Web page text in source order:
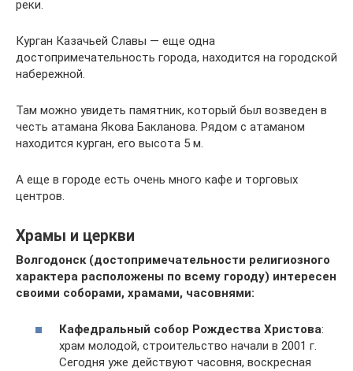
реки.
Курган Казачьей Славы — еще одна
достопримечательность города, находится на городской
набережной.
Там можно увидеть памятник, который был возведен в
честь атамана Якова Бакланова. Рядом с атаманом
находится курган, его высота 5 м.
А еще в городе есть очень много кафе и торговых
центров.
Храмы и церкви
Волгодонск (достопримечательности религиозного
характера расположены по всему городу) интересен
своими соборами, храмами, часовнями:
Кафедральный собор Рождества Христова:
храм молодой, строительство начали в 2001 г.
Сегодня уже действуют часовня, воскресная